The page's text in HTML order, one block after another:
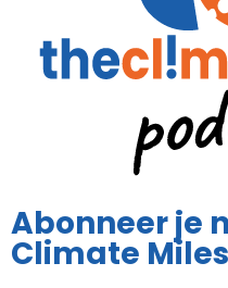
Abonneer je
Climate